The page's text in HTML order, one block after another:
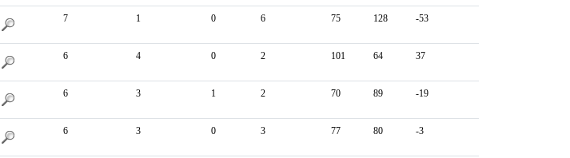
7 1 0 6 75 128 -53
6 4 0 2 101 64 37
6 3 1 2 70 89 -19
6 3 0 3 77 80 -3